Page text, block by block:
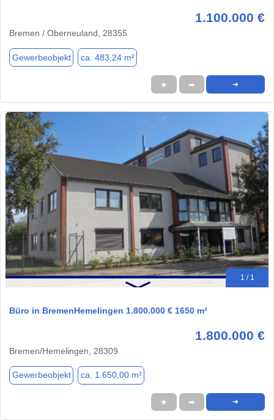
1.100.000 €
Bremen / Oberneuland, 28355
Gewerbeobjekt ca. 483,24 m²
★ ➦ ➜
1 / 1
Büro in BremenHemelingen 1.800.000 € 1650 m²
1.800.000 €
Bremen/Hemelingen, 28309
Gewerbeobjekt ca. 1.650,00 m²
★ ➦ ➜